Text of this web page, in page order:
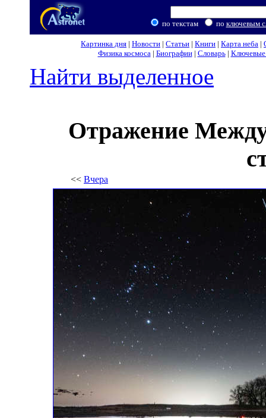
по текстам по ключевым
Картинка дня | Новости | Статьи | Книги | Карта неба |
Физика космоса| Биографии| Словарь| Ключевые
Найти выделенное
Отражение
<< Вчера